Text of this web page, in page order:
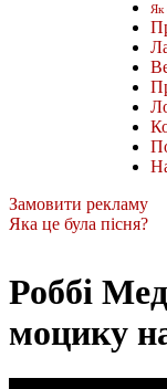
Як
Замовити рекламу
Яка це була пісня?
Роббі
моцику